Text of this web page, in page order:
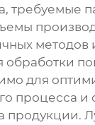
требуемые
методов
обработки
для
процесса и
продукции.